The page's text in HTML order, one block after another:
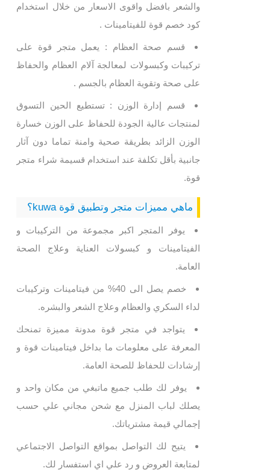
والشعر بافضل واقوى الاسعار من خلال استخدام
كود خصم قوة للفيتامينات .
قسم صحة العظام : يعمل متجر قوة على
تركيبات وكبسولات لمعالجة آلام العظام والحفاظ
على صحة وتقوية العظام بالجسم .
قسم إدارة الوزن : تستطيع الحين التسوق
لمنتجات عالية الجودة للحفاظ على الوزن خسارة
الوزن الزائد بطريقة صحية وامنة تماما دون آثار
جانبية بأقل تكلفة عند استخدام قسيمة شراء متجر
قوة.
ماهي مميزات متجر وتطبيق قوة kuwa؟
يوفر المتجر اكبر مجموعة من التركيبات و
الفيتامينات و كبسولات العناية وعلاج الصحة
العامة.
خصم يصل الى 40% من فيتامينات وتركيبات
لداء السكري والعظام وعلاج الشعر والبشره.
يتواجد في متجر قوة مدونة مميزة تمنحك
المعرفة على معلومات ما بداخل فيتامينات قوة و
إرشادات للحفاظ للصحة العامة.
يوفر لك طلب جميع ماتبغي من مكان واحد و
يصلك لباب المنزل مع شحن مجاني علي حسب
إجمالي قيمة مشترياتك.
يتيح لك التواصل بمواقع التواصل الاجتماعي
لمتابعة العروض و رد علي اي استفسار لك.